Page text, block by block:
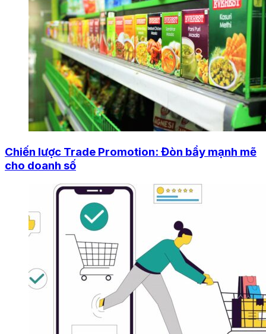
Chiến lược Trade Promotion: Đòn bẩy mạnh mẽ
cho doanh số